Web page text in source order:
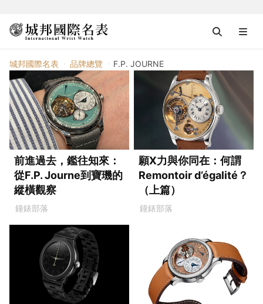
城邦國際名表 品牌總覽 F.P. JOURNE
前進過去，鑑往知來：
從F.P. Journe到寶璣的
縱橫觀察
鐘錶部落
願X力與你同在：何謂
Remontoir d’égalité？
（上篇）
鐘錶部落